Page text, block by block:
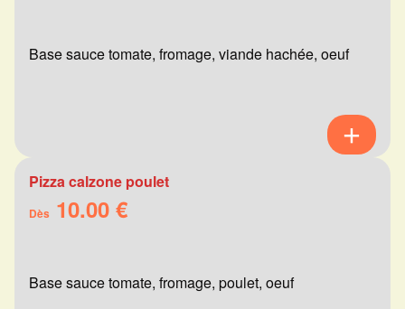
Base sauce tomate, fromage, viande hachée, oeuf
Pizza calzone poulet
Dès 10.00 €
Base sauce tomate, fromage, poulet, oeuf